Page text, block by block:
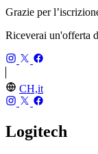
Grazie per
Riceverai un'offerta
CH,it
Logitech